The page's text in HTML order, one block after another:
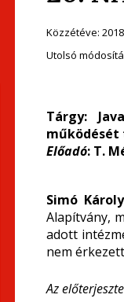
Közzétéve:
Utolsó
Tárgy:
működését
Előadó: T.
Simó
Alapítvány,
adott
nem
Az